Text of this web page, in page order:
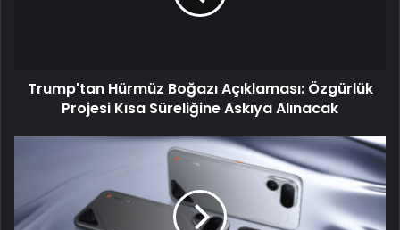
Trump'tan Hürmüz Boğazı Açıklaması: Özgürlük
Projesi Kısa Süreliğine Askıya Alınacak